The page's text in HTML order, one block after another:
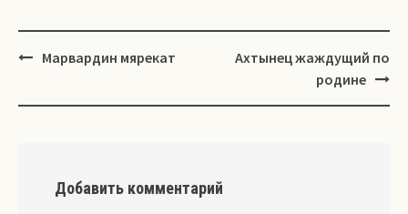
Навигация
Марвардин мярекат
Ахтынец жаждущий по
родине
Добавить комментарий